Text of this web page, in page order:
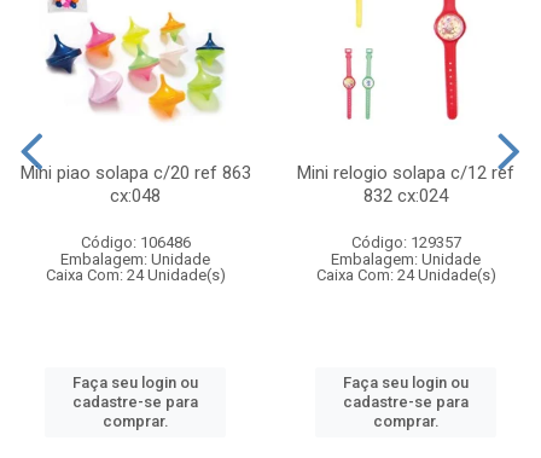
Mini piao solapa c/20 ref 863
cx:048
Código: 106486
Embalagem: Unidade
Caixa Com: 24 Unidade(s)
Faça seu login ou
cadastre-se para
comprar.
Mini relogio solapa c/12 ref
832 cx:024
Código: 129357
Embalagem: Unidade
Caixa Com: 24 Unidade(s)
Faça seu login ou
cadastre-se para
comprar.